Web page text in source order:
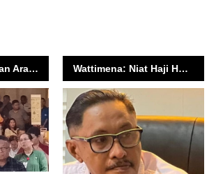
Wali Kota Paparkan Arah Smart City Ambon 2025, Fokus Layanan Cepat dan Partisipasi Warga Wattimena: Niat Haji Harus Disiapkan Sejak Dini